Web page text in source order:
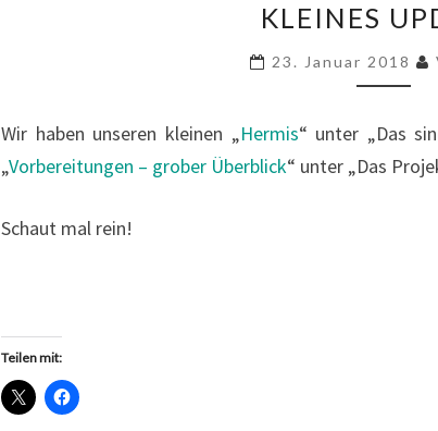
KLEINES
23. Januar 2018
Wir haben unseren kleinen „Hermis“ unter „Das
„Vorbereitungen – grober Überblick“ unter „Das
Schaut mal rein!
Teilen mit: